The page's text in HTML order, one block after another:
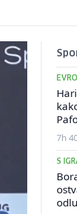
7h
S